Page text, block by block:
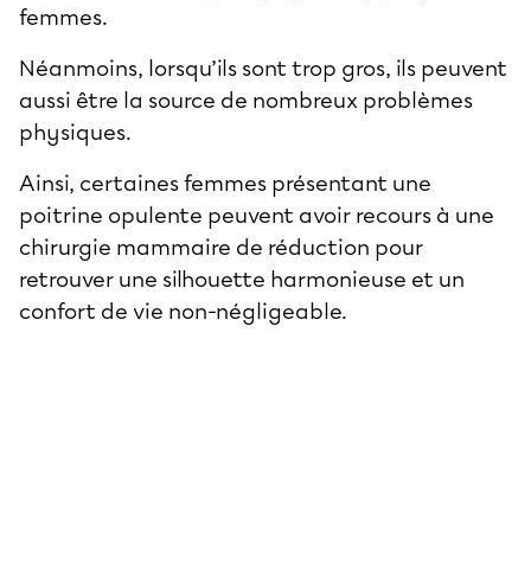
femmes.
Néanmoins, lorsqu’ils sont trop gros, ils peuvent
aussi être la source de nombreux problèmes
physiques.
Ainsi, certaines femmes présentant une
poitrine opulente peuvent avoir recours à une
chirurgie mammaire de réduction pour
retrouver une silhouette harmonieuse et un
confort de vie non-négligeable.